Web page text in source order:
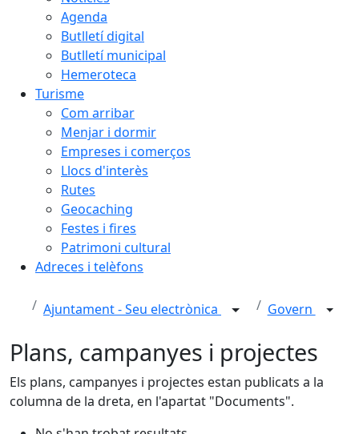
Agenda
Butlletí digital
Butlletí municipal
Hemeroteca
Turisme
Com arribar
Menjar i dormir
Empreses i comerços
Llocs d'interès
Rutes
Geocaching
Festes i fires
Patrimoni cultural
Adreces i telèfons
Ajuntament - Seu electrònica Govern
Plans, campanyes i projectes
Els plans, campanyes i projectes estan publicats a la
columna de la dreta, en l'apartat "Documents".